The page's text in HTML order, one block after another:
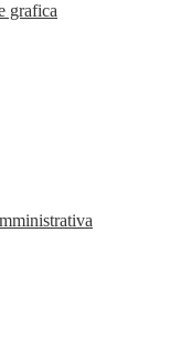
grafica